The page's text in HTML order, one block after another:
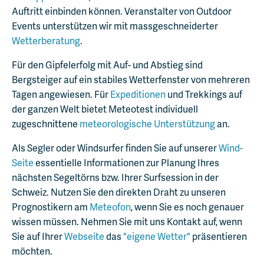
Auftritt einbinden können. Veranstalter von Outdoor
Events unterstützen wir mit massgeschneiderter
Wetterberatung.
Für den Gipfelerfolg mit Auf- und Abstieg sind
Bergsteiger auf ein stabiles Wetterfenster von mehreren
Tagen angewiesen. FürExpeditionenund Trekkings auf
der ganzen Welt bietet Meteotest individuell
zugeschnittene meteorologische Unterstützungan.
Als Segler oder Windsurfer finden Sie auf unsererWind-
Seiteessentielle Informationen zur Planung Ihres
nächsten Segeltörns bzw. Ihrer Surfsession in der
Schweiz. Nutzen Sie den direkten Draht zu unseren
Prognostikern am Meteofon, wenn Sie es noch genauer
wissen müssen. Nehmen Sie mit uns Kontakt auf, wenn
Sie auf IhrerWebseitedas "eigene Wetter" präsentieren
möchten.